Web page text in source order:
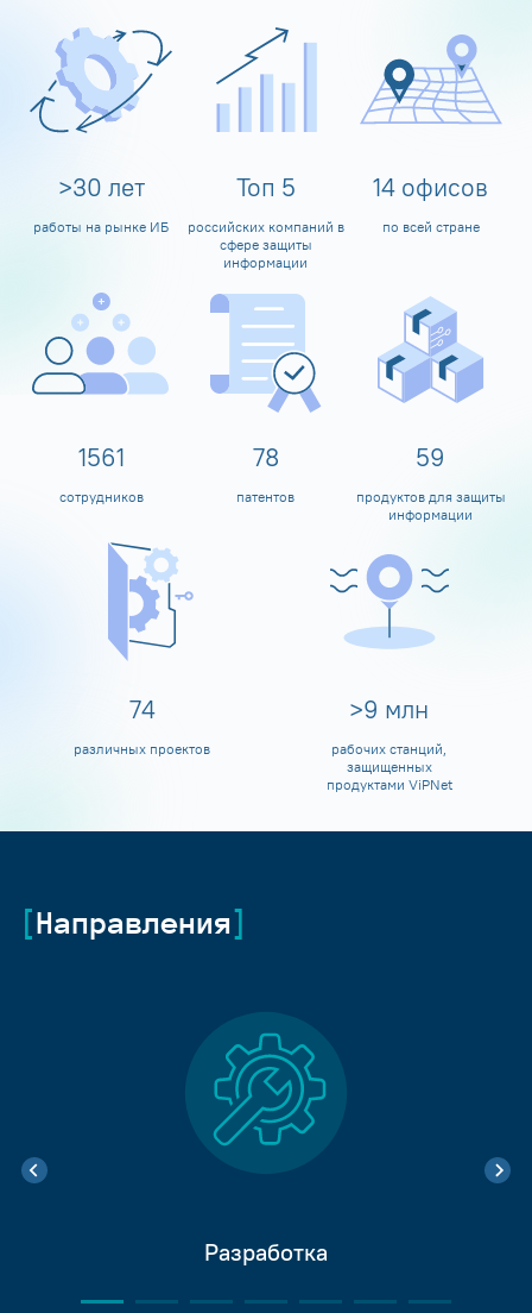
>30 лет
работы на рынке ИБ
Топ 5
российских компаний в
сфере защиты
информации
14 офисов
по всей стране
1600
сотрудников
80
патентов
60
продуктов для защиты
информации
80
различных проектов
>10 млн
рабочих станций,
защищенных
продуктами ViPNet
Направления
Разработка